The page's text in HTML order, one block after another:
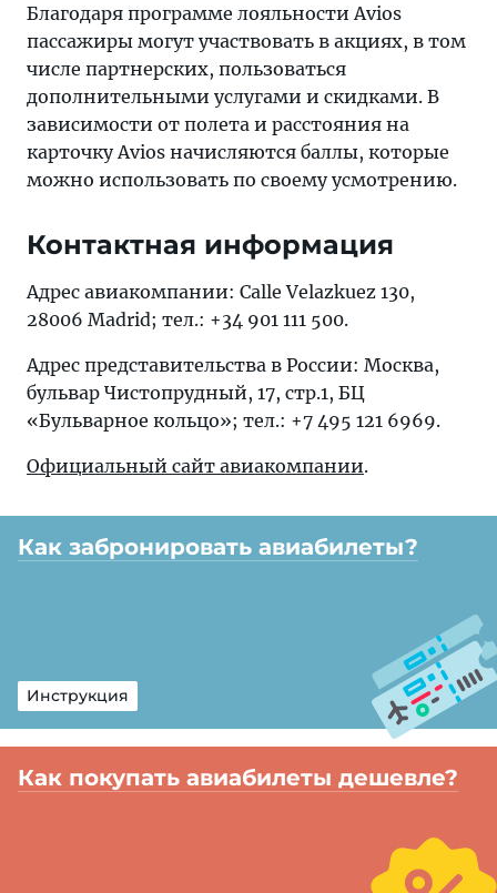
Благодаря программе лояльности Avios
пассажиры могут участвовать в акциях, в том
числе партнерских, пользоваться
дополнительными услугами и скидками. В
зависимости от полета и расстояния на
карточку Avios начисляются баллы, которые
можно использовать по своему усмотрению.
Контактная информация
Адрес авиакомпании: Calle Velazkuez 130,
28006 Madrid; тел.: +34 901 111 500.
Адрес представительства в России: Москва,
бульвар Чистопрудный, 17, стр.1, БЦ
«Бульварное кольцо»; тел.: +7 495 121 6969.
Официальный сайт авиакомпании.
Как забронировать авиабилеты?
Инструкция
Как покупать авиабилеты дешевле?